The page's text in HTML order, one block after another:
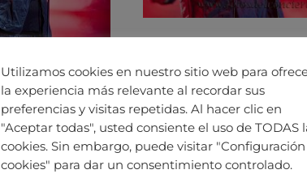
Utilizamos cookies en nuestro sitio web para
la experiencia más relevante al recordar sus
preferencias y visitas repetidas. Al hacer clic en
"Aceptar todas", usted consiente el uso de TODAS
cookies. Sin embargo, puede visitar
cookies" para dar un consentimiento controlado.